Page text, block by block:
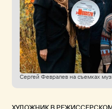
Сергей Февралев на съемках